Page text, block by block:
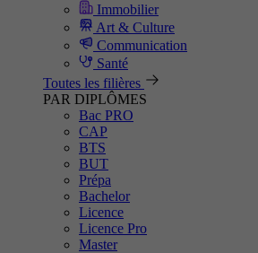
Immobilier
Art & Culture
Communication
Santé
Toutes les filières
PAR DIPLÔMES
Bac PRO
CAP
BTS
BUT
Prépa
Bachelor
Licence
Licence Pro
Master